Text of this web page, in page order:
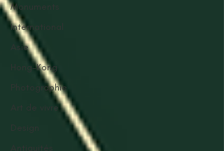
Monuments
International
Asie
Hong-Kong
Photographie
Art de vivre
Design
Antiquités